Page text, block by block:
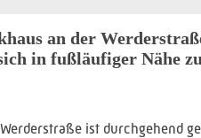
an der
in fußläufiger Nähe
ist durchgehend